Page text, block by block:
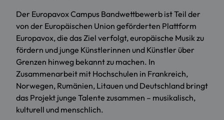
Der Europavox Campus Bandwettbewerb ist Teil der
von der Europäischen Union geförderten Plattform
Europavox, die das Ziel verfolgt, europäische Musik zu
fördern und junge Künstlerinnen und Künstler über
Grenzen hinweg bekannt zu machen. In
Zusammenarbeit mit Hochschulen in Frankreich,
Norwegen, Rumänien, Litauen und Deutschland bringt
das Projekt junge Talente zusammen – musikalisch,
kulturell und menschlich.